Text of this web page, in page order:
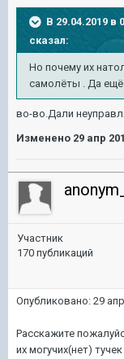
В 29.04.2019 в
сказал:
Но почему их
самолёты . Да
во-во.Дали
Изменено 29 апр
Участник
170 публикаций
Опубликовано: 29
Расскажите
их могучих(нет)